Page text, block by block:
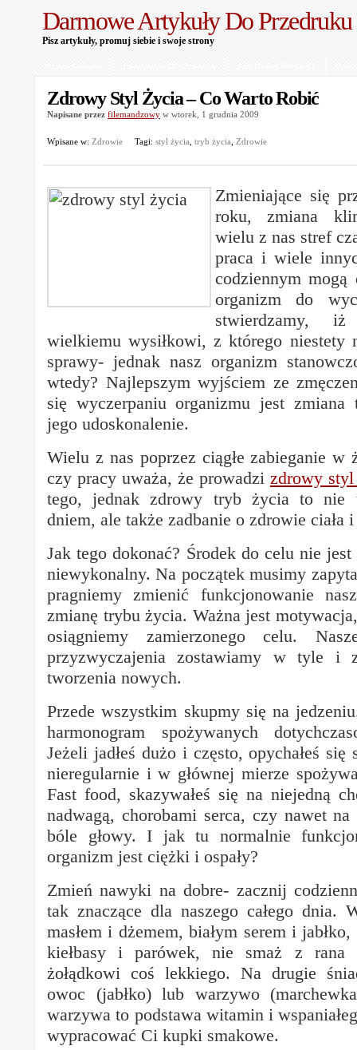
Darmowe Artykuły Do Przedruku
Pisz artykuły, promuj siebie i swoje strony
Zdrowy Styl Życia – Co Warto Robić
Napisane przez filemandzowy w wtorek, 1 grudnia 2009
Wpisane w: Zdrowie Tagi: styl życia tryb życia Zdrowie
Zmieniające się
roku, zmiana
wielu z nas stref
praca i wiele
codziennym mogą
organizm do
stwierdzamy,
wielkiemu wysiłkowi, z którego niestety
sprawy- jednak nasz organizm
wtedy? Najlepszym wyjściem ze
się wyczerpaniu organizmu jest zmiana
jego udoskonalenie.
Wielu z nas poprzez ciągłe zabieganie w
czy pracy uważa, że prowadzi zdrowy
tego, jednak zdrowy tryb życia to nie
dniem, ale także zadbanie o zdrowie ciała
Jak tego dokonać? Środek do celu nie
niewykonalny. Na początek musimy
pragniemy zmienić funkcjonowanie
zmianę trybu życia. Ważna jest
osiągniemy zamierzonego celu.
przyzwyczajenia zostawiamy w tyle i
tworzenia nowych.
Przede wszystkim skupmy się na
harmonogram spożywanych
Jeżeli jadłeś dużo i często, opychałeś się
nieregularnie i w głównej mierze
Fast food, skazywałeś się na niejedną
nadwagą, chorobami serca, czy nawet
bóle głowy. I jak tu normalnie
organizm jest ciężki i ospały?
Zmień nawyki na dobre- zacznij
tak znaczące dla naszego całego dnia.
masłem i dżemem, białym serem i
kiełbasy i parówek, nie smaż z
żołądkowi coś lekkiego. Na drugie
owoc (jabłko) lub warzywo
warzywa to podstawa witamin i
wypracować Ci kupki smakowe.